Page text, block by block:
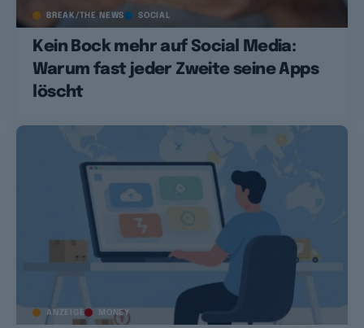
BREAK/THE NEWS SOCIAL
Kein Bock mehr auf Social Media:
Warum fast jeder Zweite seine Apps
löscht
ANZEIGE MONEY